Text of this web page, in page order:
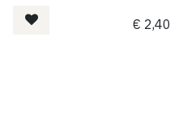
€ 2,40